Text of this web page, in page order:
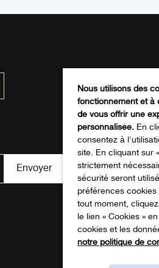
Télécharger notre
NOTRE
Nous utilisons des
fonctionnement et à
de vous offrir une
personnalisée. En
consentez à
site. En cliquant sur
strictement
sécurité seront
préférences
tout moment,
le lien « Cookies »
cookies et les
notre politique de